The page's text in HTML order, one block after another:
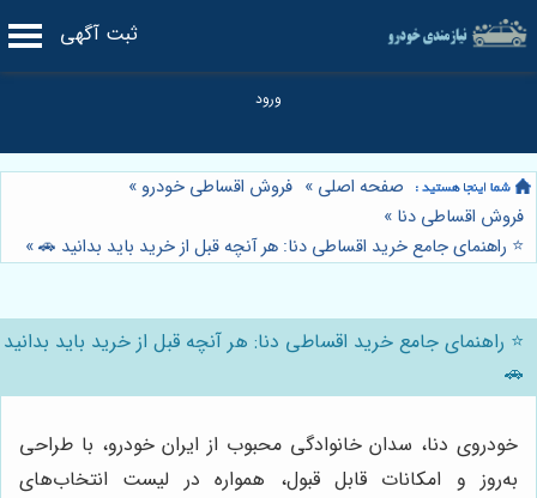
ثبت آگهی
صفحه اصلی » فروش اقساطی خودرو »
فروش اقساطی دنا »
⭐️ راهنمای جامع خرید اقساطی دنا: هر آنچه قبل از خرید باید بدانید 🚗»
⭐️ راهنمای جامع خرید اقساطی دنا: هر آنچه قبل از خرید باید بدانید
🚗
خودروی دنا، سدان خانوادگی محبوب از ایران خودرو، با طراحی
به‌روز و امکانات قابل قبول، همواره در لیست انتخاب‌های